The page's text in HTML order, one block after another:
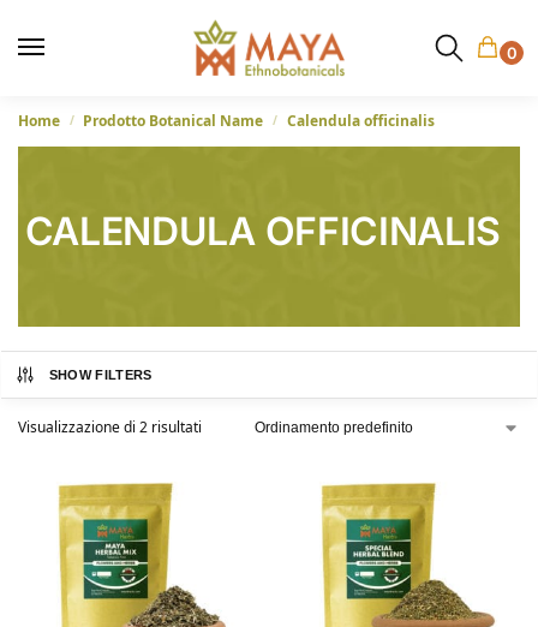
0
Home / Prodotto Botanical Name / Calendula officinalis
CALENDULA OFFICINALIS
SHOW FILTERS
Visualizzazione di 2 risultati